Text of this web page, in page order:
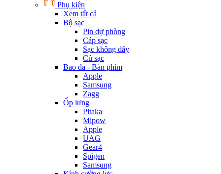
Phụ kiện
Xem tất cả
Bộ sạc
Pin dự phòng
Cáp sạc
Sạc không dây
Củ sạc
Bao da - Bàn phím
Apple
Samsung
Zagg
Ốp lưng
Pitaka
Mipow
Apple
UAG
Gear4
Spigen
Samsung